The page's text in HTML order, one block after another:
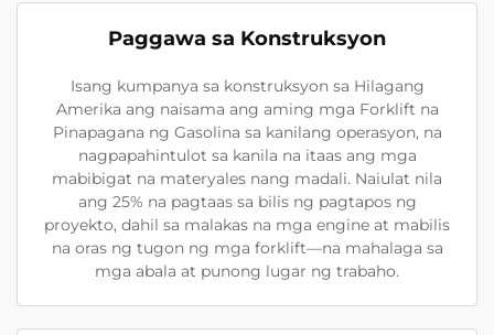
Paggawa sa Konstruksyon
Isang kumpanya sa konstruksyon sa Hilagang
Amerika ang naisama ang aming mga Forklift na
Pinapagana ng Gasolina sa kanilang operasyon, na
nagpapahintulot sa kanila na itaas ang mga
mabibigat na materyales nang madali. Naiulat nila
ang 25% na pagtaas sa bilis ng pagtapos ng
proyekto, dahil sa malakas na mga engine at mabilis
na oras ng tugon ng mga forklift—na mahalaga sa
mga abala at punong lugar ng trabaho.